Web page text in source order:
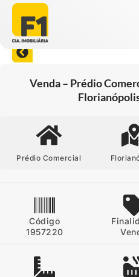
Venda – Prédio
Prédio Comercial
Código
1957220